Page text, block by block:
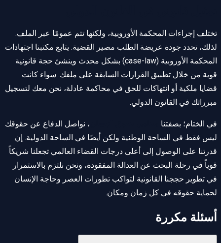
تختلف إجراءات المحكمة الأوروبية، ولكنها تتم عمومًا عبر الملف.
لذلك، تحدد جودة عريضة الطلب مصير القضية. يتابع مكتبنا اجتهادات
المحكمة الأوروبية (case-law) بشكل محدث وينشئ حجة قانونية
قوية من خلال تطبيق القرارات السابقة على ملفك. سواء كانت
قضايا ملكية أو انتهاكات للحق في محاكمة عادلة، نحن معك لتسجيل
مبرراتك في القانون الدولي.
في الختام؛ بصفتنا
، نواصل الدفاع عن حقوقك
ليس فقط في الساحة الوطنية ولكن أيضًا في الساحة الدولية. إن
قدرتنا على الوصول إلى أعلى درجات القضاء العالمي تجعلنا شريكاً
قوياً في رحلة البحث عن العدالة المفقودة، ونحن نلتزم بالاستمرار
في تطوير حججنا القانونية لتواكب تطورات العصر وحاجة الإنسان
لحماية حقوقه في كل زمان ومكان.
أسئلة مكررة